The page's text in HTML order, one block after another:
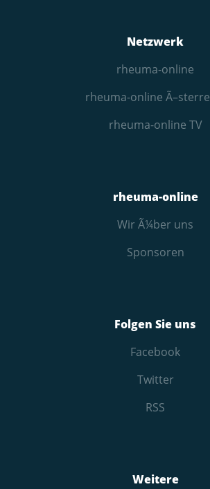
Netzwerk
rheuma-online
rheuma-online
rheuma-online TV
rheuma-online
Wir Ã¼ber uns
Sponsoren
Folgen Sie uns
Facebook
Twitter
RSS
Weitere